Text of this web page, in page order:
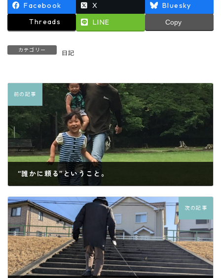
Facebook X
Bluesky
Threads
LINE Copy
カテゴリー 日記
前の記事
“誰かに頼る”ということ。
2025年4月13日
次の記事